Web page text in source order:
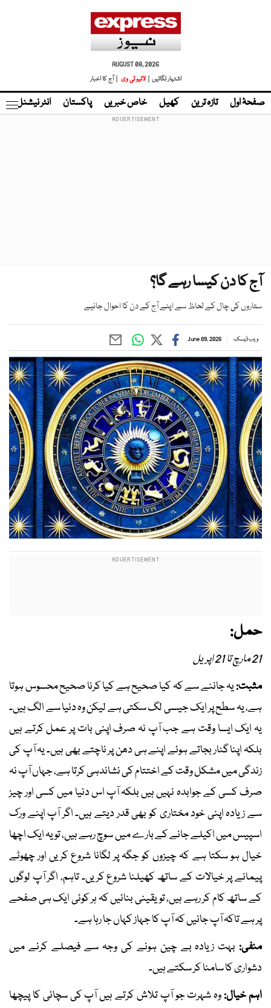
AUGUST 08, 2026
اشتہار لگائیں |
لائیو ٹی وی | آج کا اخبار
صفحۂ اول تازہ ترین کھیل خاص خبریں پاکستان انٹر نیشنل
آج کا دن کیسا رہے گا؟
ستاروں کی چال کے لحاظ سے اپنے آج کے دن کا احوال جانیے
ویب ڈیسک June 09, 2026
حمل:
21 مارچ تا 21 اپریل
مثبت:یہ جاننے سے کہ کیا صحیح ہے کیا کرنا صحیح محسوس ہوتا
ہے، یہ سطح پر ایک جیسی لگ سکتی ہے لیکن وہ دنیا سے الگ ہیں۔
یہ ایک ایسا وقت ہے جب آپ نہ صرف اپنی بات پر عمل کرتے ہیں
بلکہ اپنا گٹار بجاتے ہوئے اپنے ہی دھن پر ناچتے بھی ہیں۔ یہ آپ کی
زندگی میں مشکل وقت کے اختتام کی نشاندہی کرتا ہے، جہاں آپ نہ
صرف کسی کے جوابدہ نہیں ہیں بلکہ آپ اس دنیا میں کسی اور چیز
سے زیادہ اپنی خود مختاری کو بھی قدر دیتے ہیں۔ اگر آپ اپنے ورک
اسپیس میں اکیلے جانے کے بارے میں سوچ رہے ہیں، تو یہ ایک اچھا
خیال ہو سکتا ہے کہ چیزوں کو جگہ پر لگانا شروع کریں اور چھوٹے
پیمانے پر خیالات کے ساتھ کھیلنا شروع کریں۔ تاہم، اگر آپ لوگوں
کے ساتھ کام کر رہے ہیں، تو یقینی بنائیں کہ ہر کوئی ایک ہی صفحے
پر ہے تاکہ آپ جانیں کہ آپ کا جہاز کہاں جا رہا ہے۔
منفی: بہت زیادہ بے چین ہونے کی وجہ سے فیصلے کرنے میں
دشواری کا سامنا کر سکتے ہیں۔
اہم خیال:وہ شہرت جو آپ تلاش کرتے ہیں آپ کی سچائی کا پیچھا